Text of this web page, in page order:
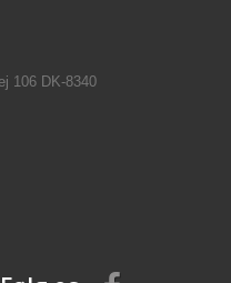
106 DK-8340